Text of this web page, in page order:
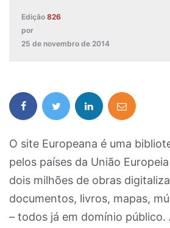
Edição 826
por
25 de novembro de 2014
O site Europeana é uma
pelos países da União
dois milhões de obras
documentos, livros, mapas,
– todos já em domínio público.